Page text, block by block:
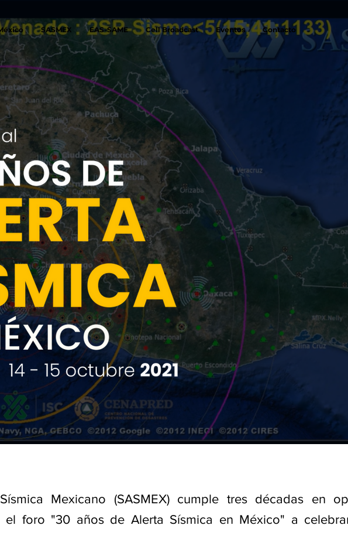
SASMEX EAS-SAME Cell Broadcast Eventos Contacto
Mexicano (SASMEX) cumple tres décadas en
el foro "30 años de Alerta Sísmica en México" a